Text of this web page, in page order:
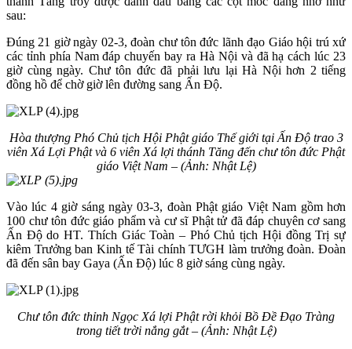
sau:
Đúng 21 giờ ngày 02-3, đoàn chư tôn đức lãnh đạo Giáo hội trú xứ
các tỉnh phía Nam đáp chuyến bay ra Hà Nội và đã hạ cách lúc 23
giờ cùng ngày. Chư tôn đức đã phải lưu lại Hà Nội hơn 2 tiếng
đồng hồ để chờ giờ lên đường sang Ấn Độ.
Hòa thượng Phó Chủ tịch Hội Phật giáo Thế giới tại Ấn Độ trao 3
viên Xá Lợi Phật và 6 viên Xá lợi thánh Tăng đến chư tôn đức Phật
giáo Việt Nam – (Ảnh: Nhật Lệ)
Vào lúc 4 giờ sáng ngày 03-3, đoàn Phật giáo Việt Nam gồm hơn
100 chư tôn đức giáo phẩm và cư sĩ Phật tử đã đáp chuyên cơ sang
Ấn Độ do HT. Thích Giác Toàn – Phó Chủ tịch Hội đồng Trị sự
kiêm Trưởng ban Kinh tế Tài chính TƯGH làm trưởng đoàn. Đoàn
đã đến sân bay Gaya (Ấn Độ) lúc 8 giờ sáng cùng ngày.
Chư tôn đức thỉnh Ngọc Xá lợi Phật rời khỏi Bồ Đề Đạo Tràng
trong tiết trời nắng gắt – (Ảnh: Nhật Lệ)